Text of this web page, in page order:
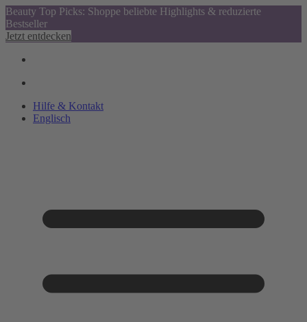
Beauty Top Picks: Shoppe beliebte Highlights & reduzierte
Bestseller
Jetzt entdecken
Hilfe & Kontakt
Englisch